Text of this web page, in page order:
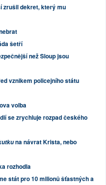
zrušil dekret, který mu
šetří
než Sloup jsou
vznikem policejního státu
volba
se zrychluje rozpad českého
na návrat Krista, nebo
rozhodla
stát pro 10 milionů šťastných a